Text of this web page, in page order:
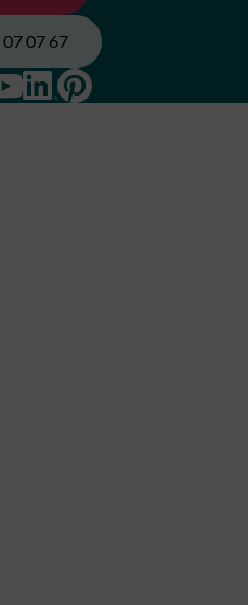
07 67
LinkedinPinterest